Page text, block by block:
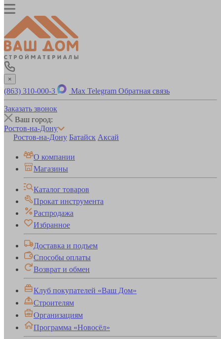
×
(863) 310-000-3 Max Telegram Обратная связь
Заказать звонок
Ваш город:
Ростов-на-Дону
Ростов-на-Дону Батайск Аксай
О компании
Магазины
Каталог товаров
Прокат инструмента
Распродажа
Избранное
Доставка и подъем
Способы оплаты
Возврат и обмен
Клуб покупателей «Ваш Дом»
Строителям
Организациям
Программа «Новосёл»